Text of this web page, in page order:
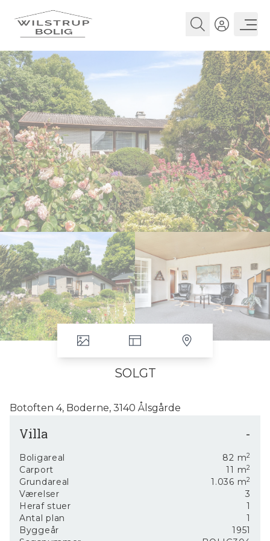
SOLGT
Botoften 4, Boderne, 3140 Ålsgårde
Der er ca. 5 km. fra den gamle charmerende handelsby Helsingør
ca. 10 min. kørsel til Espergærde og motorvejsforbindelse til
København. Området er attraktivt for børnefamilier som i stigende
grad søger til området.
Botoften 4, er beliggende centralt i Ålsgårde, kun 5 min. til
indkøbsmuligheder, trænings faciliteter, station med togforbindelse
til Helsingør. Derudover kort afstand til daginstitutioner, klub- og
Villa -
Boligareal 82 m2
Carport 11 m2
Grundareal 1.036 m2
Værelser
3
Heraf stuer
1
Antal plan
1
Byggeår
1951